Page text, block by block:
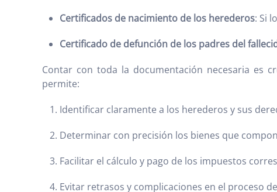
Certificados de nacimiento de los herederos: Si
Certificado de defunción de los padres del
Contar con toda la documentación necesaria es
permite:
Identificar claramente a los herederos y sus
Determinar con precisión los bienes que
Facilitar el cálculo y pago de los impuestos
Evitar retrasos y complicaciones en el proceso